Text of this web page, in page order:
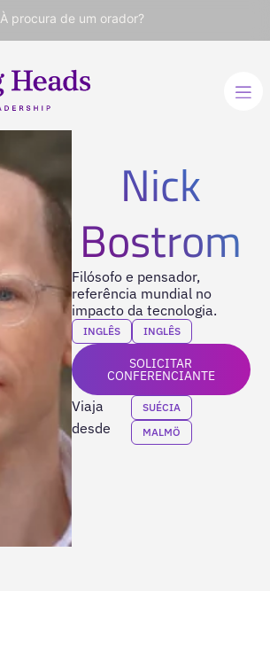
À procura de um orador?
Nick
Bostrom
Filósofo e pensador,
referência mundial no
impacto da tecnologia.
INGLÊS INGLÊS
SOLICITAR
CONFERENCIANTE
Viaja
desde
SUÉCIA
MALMÖ